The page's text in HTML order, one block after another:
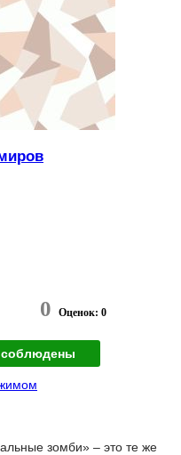
0 Оценок: 0
соблюдены
зомби» – это те же